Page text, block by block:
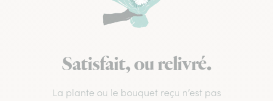
Satisfait, ou relivré.
La plante ou le bouquet reçu n’est pas